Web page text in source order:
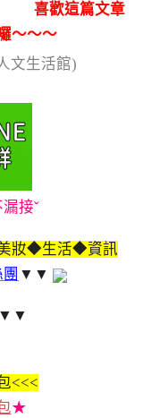
文章
～～～
接ˇ
妝◆生活◆資訊
▼▼
<<<
★